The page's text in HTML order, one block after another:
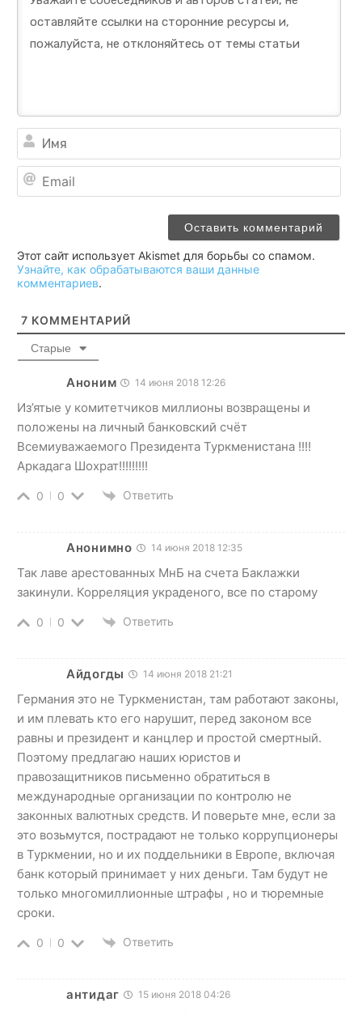
Этот сайт использует Akismet для борьбы со спамом.
Узнайте, как обрабатываются ваши данные
комментариев.
7 КОММЕНТАРИЙ
Старые
Аноним 14 июня 2018 12:26
Из’ятые у комитетчиков миллионы возвращены и
положены на личный банковский счёт
Всемиуважаемого Президента Туркменистана !!!!
Аркадага Шохрат!!!!!!!!!
0 0 Ответить
Анонимно 14 июня 2018 12:35
Так лаве арестованных МнБ на счета Баклажки
закинули. Корреляция украденого, все по старому
0 0 Ответить
Айдогды 14 июня 2018 21:21
Германия это не Туркменистан, там работают законы,
и им плевать кто его нарушит, перед законом все
равны и президент и канцлер и простой смертный.
Поэтому предлагаю наших юристов и
правозащитников письменно обратиться в
международные организации по контролю не
законных валютных средств. И поверьте мне, если за
это возьмутся, пострадают не только коррупционеры
в Туркмении, но и их поддельники в Европе, включая
банк который принимает у них деньги. Там будут не
только многомиллионные штрафы , но и тюремные
сроки.
0 0 Ответить
антидаг 15 июня 2018 04:26